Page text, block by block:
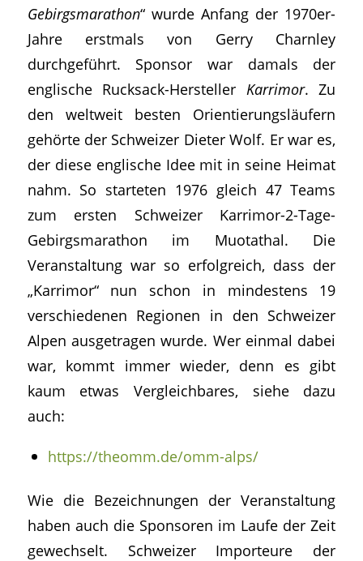
Gebirgsmarathon“ wurde Anfang der 1970er-
Jahre erstmals von Gerry Charnley
durchgeführt. Sponsor war damals der
englische Rucksack-Hersteller Karrimor. Zu
den weltweit besten Orientierungsläufern
gehörte der Schweizer Dieter Wolf. Er war es,
der diese englische Idee mit in seine Heimat
nahm. So starteten 1976 gleich 47 Teams
zum ersten Schweizer Karrimor-2-Tage-
Gebirgsmarathon im Muotathal. Die
Veranstaltung war so erfolgreich, dass der
„Karrimor“ nun schon in mindestens 19
verschiedenen Regionen in den Schweizer
Alpen ausgetragen wurde. Wer einmal dabei
war, kommt immer wieder, denn es gibt
kaum etwas Vergleichbares, siehe dazu
auch:
https://theomm.de/omm-alps/
Wie die Bezeichnungen der Veranstaltung
haben auch die Sponsoren im Laufe der Zeit
gewechselt. Schweizer Importeure der